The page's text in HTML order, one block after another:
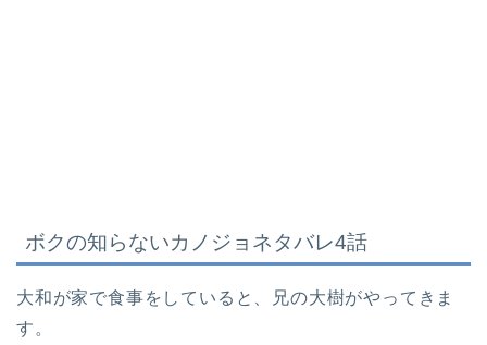
ボクの知らないカノジョネタバレ4話
大和が家で食事をしていると、兄の大樹がやってきま
す。